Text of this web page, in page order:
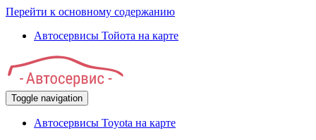
Перейти к основному содержанию
Автосервисы Тойота на карте
Toggle navigation
Автосервисы Toyota на карте